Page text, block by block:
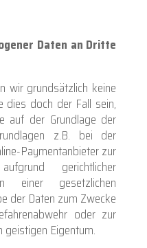
Daten an Dritte
wir grundsätzlich keine
dies doch der Fall sein,
auf der Grundlage der
z.B. bei der
Paymentanbieter zur
gerichtlicher
einer gesetzlichen
der Daten zum Zwecke
oder zur
geistigen Eigentum.